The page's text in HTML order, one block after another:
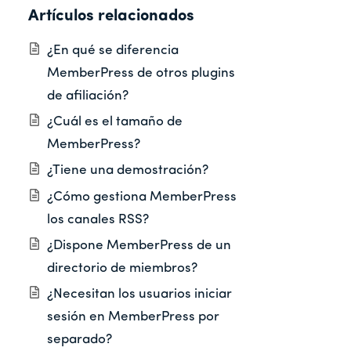
Artículos relacionados
¿En qué se diferencia
MemberPress de otros plugins
de afiliación?
¿Cuál es el tamaño de
MemberPress?
¿Tiene una demostración?
¿Cómo gestiona MemberPress
los canales RSS?
¿Dispone MemberPress de un
directorio de miembros?
¿Necesitan los usuarios iniciar
sesión en MemberPress por
separado?